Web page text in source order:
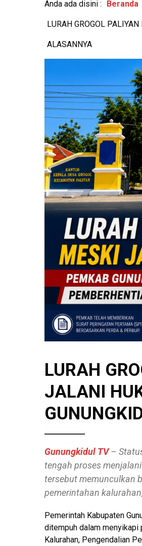
Anda ada disini : Beranda
LURAH GROGOL
ALASANNYA
LURAH
JALANI
Gunungkidul TV–
tengah proses
tersebut memunculkan
pemerintahan
Pemerintah Kabupaten
ditempuh dalam menyikapi
Kalurahan, Pengendalian